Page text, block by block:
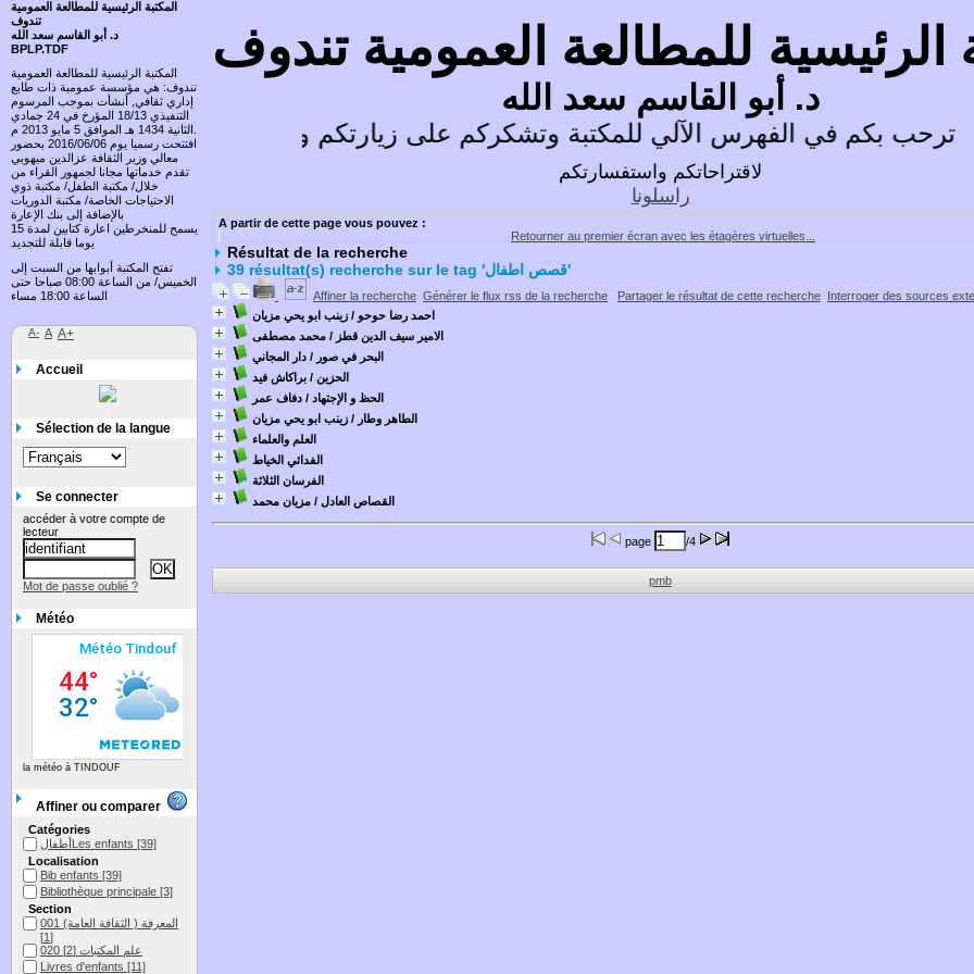
الرئيسية للمطالعة العمومية تندوف
د. أبو القاسم سعد الله
ترحب بكم في الفهرس الآلي للمكتبة وتشكركم على زيارتكم وتسعد باقتراحاتكم
لاقتراحاتكم واستفسارتكم
راسلونا
A partir de cette page vous pouvez :
Retourner au premier écran avec les étagères virtuelles...
Résultat de la recherche
39 résultat(s) recherche sur le tag 'قصص اطفال'
Affiner la recherche Générer le flux rss de la recherche Partager le résultat de cette recherche Interroger des sources
احمد رضا حوحو / زينب ابو يحي مزيان
الامير سيف الدين قطز / محمد مصطفى
البحر في صور / دار المجاني
الحزين / براكاش فيد
الحظ و الإجتهاد / دفاف عمر
الطاهر وطار / زينب ابو يحي مزيان
العلم والعلماء
الفدائي الخياط
الفرسان الثلاثة
القصاص العادل / مزيان محمد
page /4
pmb
المكتبة الرئيسية للمطالعة العمومية
تندوف
د. أبو القاسم سعد الله
BPLP.TDF
المكتبة الرئيسية للمطالعة العمومية
تندوف: هي مؤسسة عمومية ذات طابع
إداري ثقافي, أنشأت بموجب المرسوم
التنفيذي 18/13 المؤرخ في 24 جمادي
افتتحت رسميا يوم 2016/06/06 بحضور
معالي وزير الثقافة عزالدين ميهوبي
تقدم خدماتها مجانا لجمهور القراء من
خلال/ مكتبة الطفل/ مكتبة ذوي
الاحتياجات الخاصة/ مكتبة الدوريات
بالإضافة إلى بنك الإعارة
يسمح للمنخرطين اعارة كتابين لمدة 15
يوما قابلة للتجديد
تفتح المكتبة أبوابها من السبت إلى
الخميس/ من الساعة 08:00 صباحا حتى
الساعة 18:00 مساء
A- A A+
Accueil
Sélection de la langue
Se connecter
accéder à votre compte de
lecteur
Mot de passe oublié ?
Météo
la météo à TINDOUF
Affiner ou comparer
Catégories
أطفالLes enfants [39]
Localisation
Bib enfants [39]
Bibliothèque principale [3]
Section
001 المعرفة ( الثقافة العامة)
[1]
020 علم المكتبات [2]
Livres d'enfants [11]